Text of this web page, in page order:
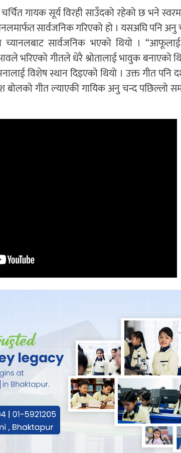
गायक सूर्य विरही साउँदको रहेको छ भने
सार्वजनिक गरिएको हो । यसअघि पनि
सार्वजनिक भएको थियो ।
भरिएको गीतले धेरै श्रोतालाई भावुक बनाएको
विशेष स्थान दिइएको थियो । उक्त गीत
बोलको गीत ल्याएकी गायिक अनु चन्द पछिल्लो